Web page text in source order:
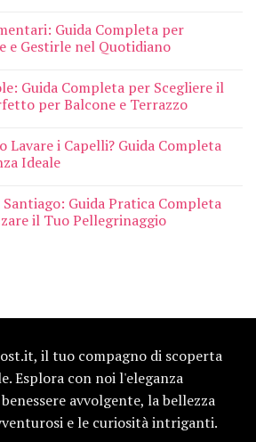
Guida Completa per
e Gestirle nel Quotidiano
Guida Completa per Scegliere il
per Balcone e Terrazzo
Lavare i Capelli? Guida Completa
Ideale
Guida Pratica Completa
il Tuo Pellegrinaggio
il tuo compagno di scoperta
Esplora con noi l'eleganza
avvolgente, la bellezza
e le curiosità intriganti.